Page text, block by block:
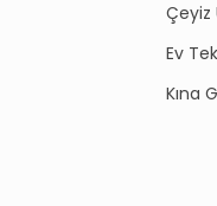
Çeyiz
Ev
Kına